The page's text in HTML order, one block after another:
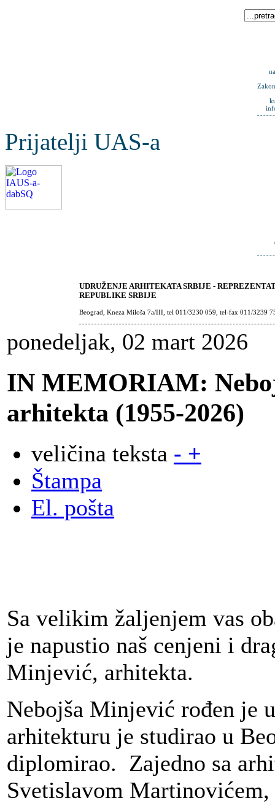
Prijatelji UAS-a
UDRUŽENJE ARHITEKATA SRBIJE -
REPUBLIKE SRBIJE
Beograd, Kneza Miloša 7a/III, tel 011/3230 059, tel-fax 011/3239
ponedeljak, 02 mart 2026
IN MEMORIAM:
arhitekta (1955-2026)
veličina teksta - +
Štampa
El. pošta
Sa velikim žaljenjem vas
je napustio naš cenjeni i
Minjević, arhitekta.
Nebojša Minjević rođen je
arhitekturu je studirao u
diplomirao. Zajedno sa
Svetislavom